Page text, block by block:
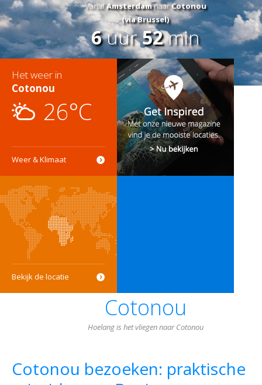
VanafAmsterdamnaarCotonou
(via Brussel)
6uur52min
Het weer in
Cotonou
26°C
Weer & Klimaat
Bekijk de locatie
Cotonou
Hoelang is het vliegen naar Cotonou
Cotonou bezoeken: praktische